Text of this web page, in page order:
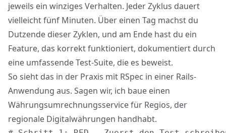
jeweils ein winziges Verhalten. Jeder Zyklus dauert
vielleicht fünf Minuten. Über einen Tag machst du
Dutzende dieser Zyklen, und am Ende hast du ein
Feature, das korrekt funktioniert, dokumentiert durch
eine umfassende Test-Suite, die es beweist.
So sieht das in der Praxis mit RSpec in einer Rails-
Anwendung aus. Sagen wir, ich baue einen
Währungsumrechnungsservice für Regios, der
regionale Digitalwährungen handhabt.